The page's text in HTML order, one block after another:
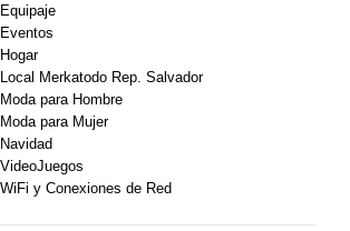
Equipaje
Eventos
Hogar
Local Merkatodo Rep. Salvador
Moda para Hombre
Moda para Mujer
Navidad
VideoJuegos
WiFi y Conexiones de Red